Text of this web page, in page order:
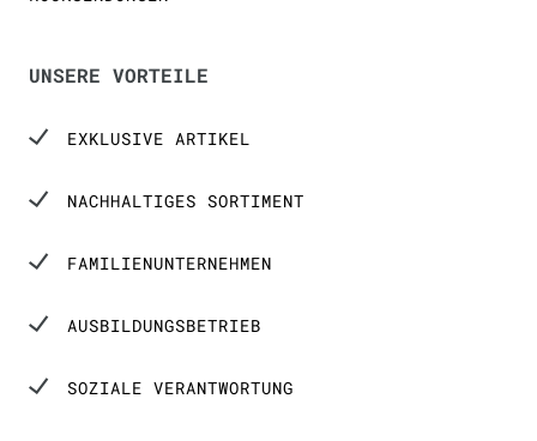
UNSERE VORTEILE
EXKLUSIVE ARTIKEL
NACHHALTIGES SORTIMENT
FAMILIENUNTERNEHMEN
AUSBILDUNGSBETRIEB
SOZIALE VERANTWORTUNG